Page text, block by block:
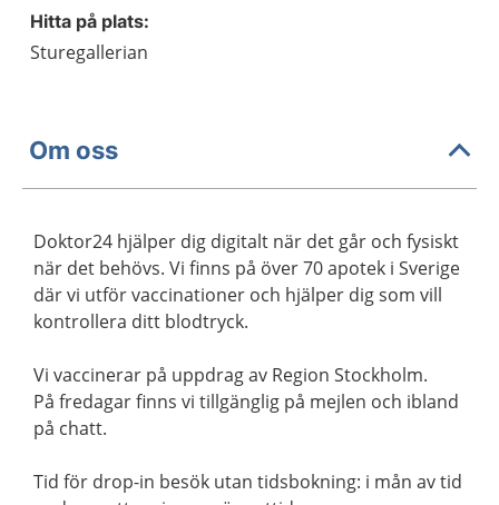
Hitta på plats:
Sturegallerian
Om oss
Doktor24 hjälper dig digitalt när det går och fysiskt
när det behövs. Vi finns på över 70 apotek i Sverige
där vi utför vaccinationer och hjälper dig som vill
kontrollera ditt blodtryck.
Vi vaccinerar på uppdrag av Region Stockholm.
På fredagar finns vi tillgänglig på mejlen och ibland
på chatt.
Tid för drop-in besök utan tidsbokning: i mån av tid